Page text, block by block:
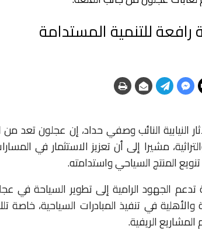
للتنمية المستدامة
النيابية النائب وصفي حداد، إن عجلون تعد
مشيرا إلى أن تعزيز الاستثمار في
المنتج السياحي واستدامته.
تدعم الجهود الرامية إلى تطوير السياحة في
في تنفيذ المبادرات السياحية، خاصة
الريفية.